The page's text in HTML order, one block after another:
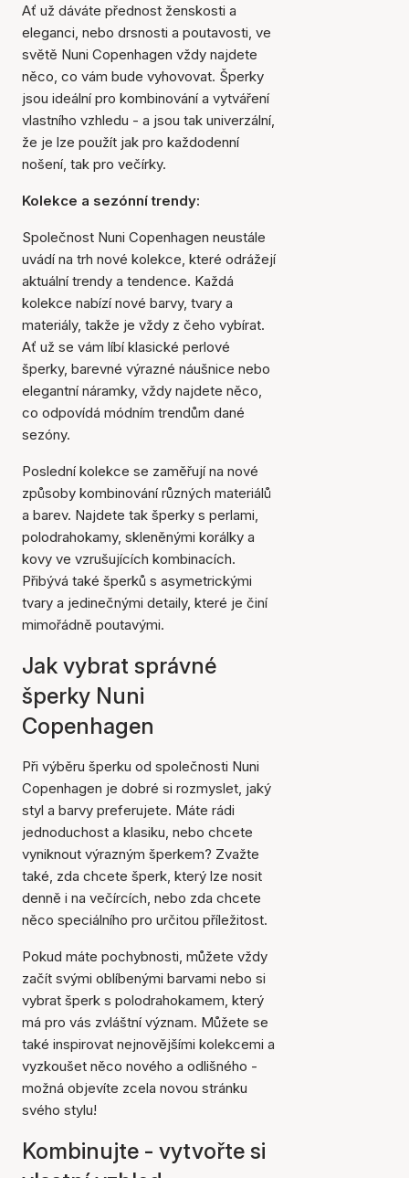
Ať už dáváte přednost ženskosti a
eleganci, nebo drsnosti a poutavosti, ve
světě Nuni Copenhagen vždy najdete
něco, co vám bude vyhovovat. Šperky
jsou ideální pro kombinování a vytváření
vlastního vzhledu - a jsou tak univerzální,
že je lze použít jak pro každodenní
nošení, tak pro večírky.
Kolekce a sezónní trendy:
Společnost Nuni Copenhagen neustále
uvádí na trh nové kolekce, které odrážejí
aktuální trendy a tendence. Každá
kolekce nabízí nové barvy, tvary a
materiály, takže je vždy z čeho vybírat.
Ať už se vám líbí klasické perlové
šperky, barevné výrazné náušnice nebo
elegantní náramky, vždy najdete něco,
co odpovídá módním trendům dané
sezóny.
Poslední kolekce se zaměřují na nové
způsoby kombinování různých materiálů
a barev. Najdete tak šperky s perlami,
polodrahokamy, skleněnými korálky a
kovy ve vzrušujících kombinacích.
Přibývá také šperků s asymetrickými
tvary a jedinečnými detaily, které je činí
mimořádně poutavými.
Jak vybrat správné
šperky Nuni
Copenhagen
Při výběru šperku od společnosti Nuni
Copenhagen je dobré si rozmyslet, jaký
styl a barvy preferujete. Máte rádi
jednoduchost a klasiku, nebo chcete
vyniknout výrazným šperkem? Zvažte
také, zda chcete šperk, který lze nosit
denně i na večírcích, nebo zda chcete
něco speciálního pro určitou příležitost.
Pokud máte pochybnosti, můžete vždy
začít svými oblíbenými barvami nebo si
vybrat šperk s polodrahokamem, který
má pro vás zvláštní význam. Můžete se
také inspirovat nejnovějšími kolekcemi a
vyzkoušet něco nového a odlišného -
možná objevíte zcela novou stránku
svého stylu!
Kombinujte - vytvořte si